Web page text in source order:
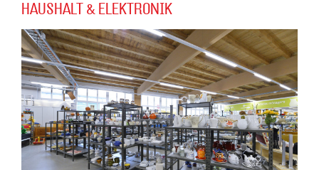
HAUSHALT & ELEKTRONIK